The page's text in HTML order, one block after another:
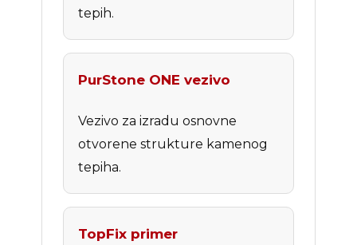
tepih.
PurStone ONE vezivo
Vezivo za izradu osnovne
otvorene strukture kamenog
tepiha.
TopFix primer